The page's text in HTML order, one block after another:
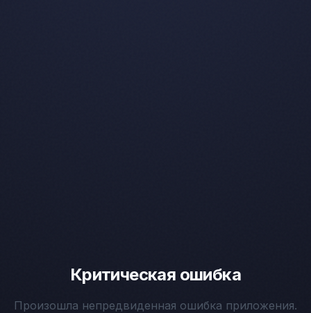
Критическая ошибка
Произошла непредвиденная ошибка приложения.